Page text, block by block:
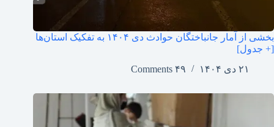
بخشی از آمار جانباختگان حوادث دی ۱۴۰۴ به تفکیک استان‌ها
[+ جدول]
۲۱ دی ۱۴۰۴
۴۹ Comments